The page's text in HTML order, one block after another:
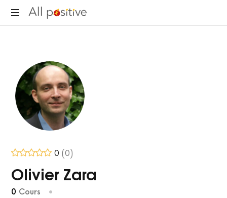
All
réinventer."
0 (0)
Olivier Zara
0 Cours •